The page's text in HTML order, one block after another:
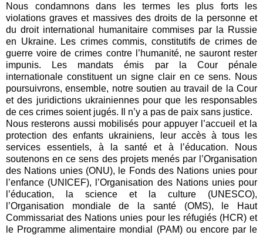
Nous condamnons dans les termes les plus forts les
violations graves et massives des droits de la personne et
du droit international humanitaire commises par la Russie
en Ukraine. Les crimes commis, constitutifs de crimes de
guerre voire de crimes contre l’humanité, ne sauront rester
impunis. Les mandats émis par la Cour pénale
internationale constituent un signe clair en ce sens. Nous
poursuivrons, ensemble, notre soutien au travail de la Cour
et des juridictions ukrainiennes pour que les responsables
de ces crimes soient jugés. Il n’y a pas de paix sans justice.
Nous resterons aussi mobilisés pour appuyer l’accueil et la
protection des enfants ukrainiens, leur accès à tous les
services essentiels, à la santé et à l’éducation. Nous
soutenons en ce sens des projets menés par l’Organisation
des Nations unies (ONU), le Fonds des Nations unies pour
l’enfance (UNICEF), l’Organisation des Nations unies pour
l’éducation, la science et la culture (UNESCO),
l’Organisation mondiale de la santé (OMS), le Haut
Commissariat des Nations unies pour les réfugiés (HCR) et
le Programme alimentaire mondial (PAM) ou encore par le